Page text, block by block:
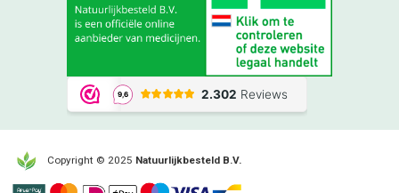
Copyright © 2025 Natuurlijkbesteld B.V.